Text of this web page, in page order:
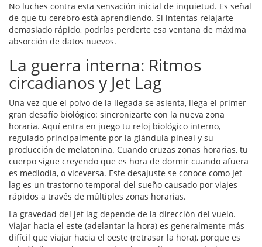
No luches contra esta sensación inicial de inquietud. Es señal
de que tu cerebro está aprendiendo. Si intentas relajarte
demasiado rápido, podrías perderte esa ventana de máxima
absorción de datos nuevos.
La guerra interna: Ritmos
circadianos y Jet Lag
Una vez que el polvo de la llegada se asienta, llega el primer
gran desafío biológico: sincronizarte con la nueva zona
horaria. Aquí entra en juego tu reloj biológico interno,
regulado principalmente por la glándula pineal y su
producción de melatonina. Cuando cruzas zonas horarias, tu
cuerpo sigue creyendo que es hora de dormir cuando afuera
es mediodía, o viceversa. Este desajuste se conoce como Jet
lag es un trastorno temporal del sueño causado por viajes
rápidos a través de múltiples zonas horarias.
La gravedad del jet lag depende de la dirección del vuelo.
Viajar hacia el este (adelantar la hora) es generalmente más
difícil que viajar hacia el oeste (retrasar la hora), porque es